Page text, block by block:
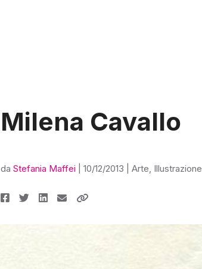
Milena Cavallo
da Stefania Maffei 10/12/2013 Arte, Illustrazione